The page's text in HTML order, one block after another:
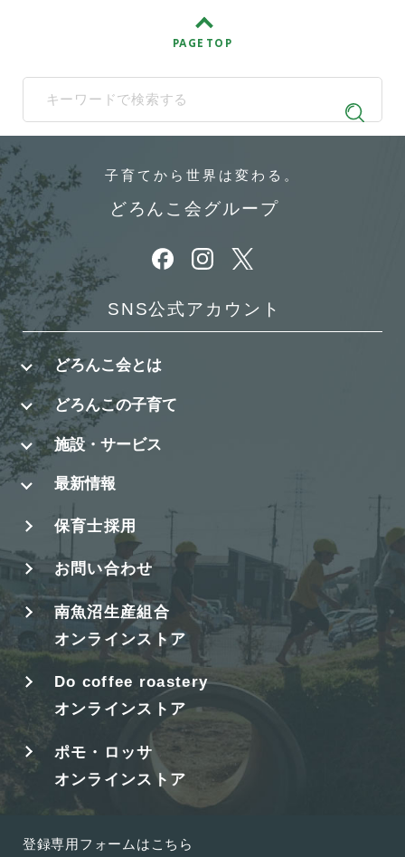
PAGE TOP
When autocomplete results are available use up and down
子育てから 世界は変わる。
どろんこ会グループ
別ウィンドウで開きます
別ウィンドウで開きます
別ウィンドウで開きます
SNS公式アカウント
どろんこ会とは
どろんこの子育て
施設・サービス
最新情報
保育士採用
お問い合わせ
南魚沼生産組合
オンラインストア
Do coffee roastery
オンラインストア
ポモ・ロッサ
オンラインストア
登録専用フォームはこちら